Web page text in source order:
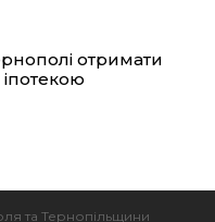
отримати
та Тернопільщини